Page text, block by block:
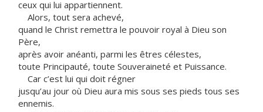
ceux qui lui appartiennent.
Alors, tout sera achevé,
quand le Christ remettra le pouvoir royal à Dieu son
Père,
après avoir anéanti, parmi les êtres célestes,
toute Principauté, toute Souveraineté et Puissance.
Car c’est lui qui doit régner
jusqu’au jour où Dieu aura mis sous ses pieds tous ses
ennemis.